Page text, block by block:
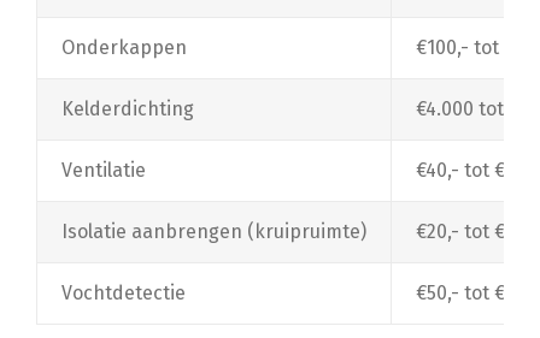
Onderkappen €100,- tot
Kelderdichting €4.000 tot
Ventilatie €40,- tot
Isolatie aanbrengen (kruipruimte) €20,- tot
Vochtdetectie €50,- tot